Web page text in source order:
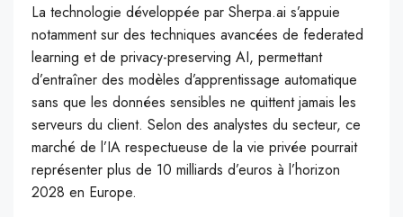
La technologie développée par Sherpa.ai s’appuie
notamment sur des techniques avancées de federated
learning et de privacy-preserving AI, permettant
d’entraîner des modèles d’apprentissage automatique
sans que les données sensibles ne quittent jamais les
serveurs du client. Selon des analystes du secteur, ce
marché de l’IA respectueuse de la vie privée pourrait
représenter plus de 10 milliards d’euros à l’horizon
2028 en Europe.